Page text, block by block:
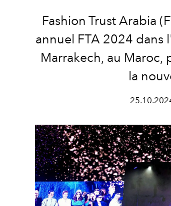
Fashion Trust Arabia
annuel FTA 2024 dans
Marrakech, au Maroc,
la